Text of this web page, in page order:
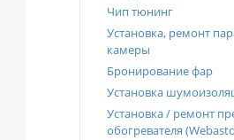
Чип тюнинг
Установка, ремонт
камеры
Бронирование фар
Установка
Установка / ремонт
обогревателя